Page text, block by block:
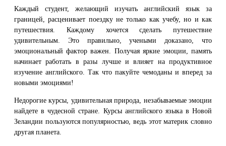
Каждый студент, желающий изучать английский язык за
границей, расценивает поездку не только как учебу, но и как
путешествия. Каждому хочется сделать путешествие
удивительным. Это правильно, учеными доказано, что
эмоциональный фактор важен. Получая яркие эмоции, память
начинает работать в разы лучше и влияет на продуктивное
изучение английского. Так что пакуйте чемоданы и вперед за
новыми эмоциями!
Недорогие курсы, удивительная природа, незабываемые эмоции
найдете в чудесной стране. Курсы английского языка в Новой
Зеландии пользуются популярностью, ведь этот материк словно
другая планета.